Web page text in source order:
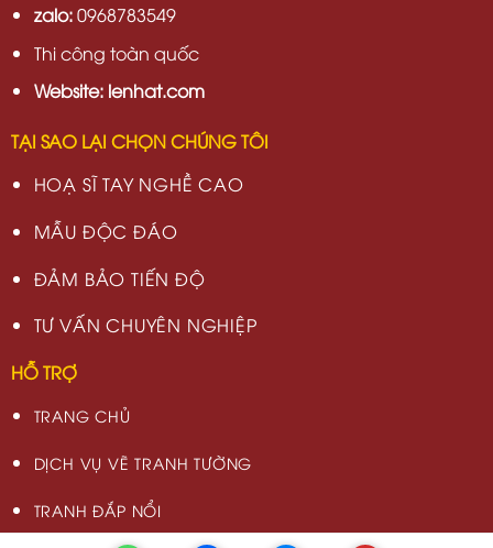
zalo:0968783549
Thi công toàn quốc
Website: lenhat.com
TẠI SAO LẠI CHỌN CHÚNG TÔI
HOẠ SĨ TAY NGHỀ CAO
MẪU ĐỘC ĐÁO
ĐẢM BẢO TIẾN ĐỘ
TƯ VẤN CHUYÊN NGHIỆP
HỖ TRỢ
TRANG CHỦ
DỊCH VỤ VẼ TRANH TƯỜNG
TRANH ĐẮP NỔI